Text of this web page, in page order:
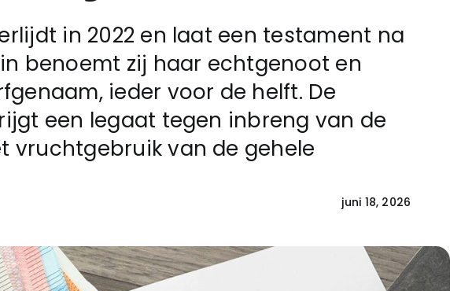
in 2022 en laat een testament na
benoemt zij haar echtgenoot en
ieder voor de helft. De
een legaat tegen inbreng van de
vruchtgebruik van de gehele
juni 18, 2026